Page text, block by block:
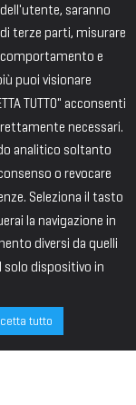
saranno
terze parti, misurare
e
puoi visionare
TUTTO" acconsenti
necessari.
analitico soltanto
o revocare
Seleziona il tasto
la navigazione in
diversi da quelli
solo dispositivo in
tutto